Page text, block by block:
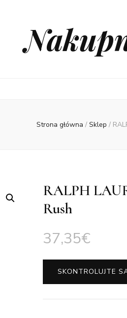
Strona główna / Sklep /
RALPH
Rush
37,35€
SKONTROLUJTE